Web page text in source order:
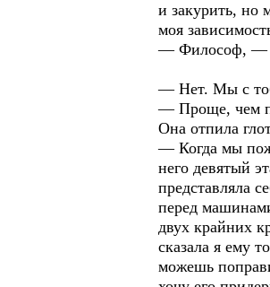
и закурить, но
моя
— Философ, —
— Нет. Мы с
— Проще, чем
Она отпила
— Когда мы
него девятый
представляла
перед
двух крайних
сказала я ему
можешь